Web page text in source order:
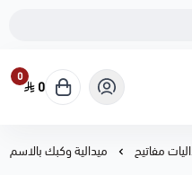
0
0
مفاتيح ميدالية وكبك بالاسم